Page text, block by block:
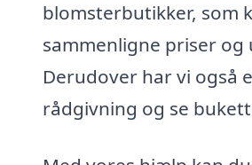
blomsterbutikker, som
sammenligne priser
Derudover har vi også
rådgivning og se